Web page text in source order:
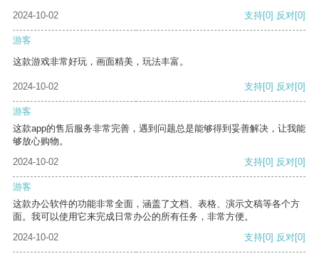
2024-10-02 支持[0] 反对[0]
游客
这款游戏非常好玩，画面精美，玩法丰富。
2024-10-02 支持[0] 反对[0]
游客
这款app的售后服务非常完善，遇到问题总是能够得到妥善解决，让我能
够放心购物。
2024-10-02
支持[0] 反对[0]
游客
这款办公软件的功能非常全面，涵盖了文档、表格、演示文稿等各个方
面。我可以使用它来完成日常办公的所有任务，非常方便。
2024-10-02
支持[0] 反对[0]